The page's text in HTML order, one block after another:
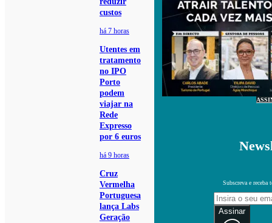
custos
há 7 horas
Utentes em
tratamento
no IPO
Porto
podem
viajar na
Rede
Expresso
por 6 euros
há 9 horas
Cruz
Vermelha
Portuguesa
lança Labs
Geração
Subscreva e receba
Assinar